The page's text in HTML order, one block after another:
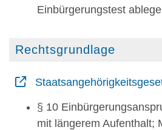
Einbürgerungstest
Rechtsgrundlage
§ 10
mit längerem Aufenthalt;